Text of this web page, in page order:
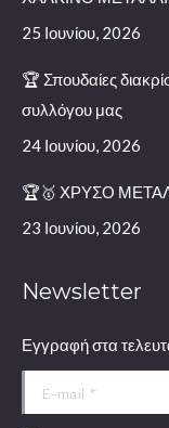
window
25 Ιουνίου, 2026
🏆 Σπουδαίες
συλλόγου μας
24 Ιουνίου, 2026
🏆🥇 ΧΡΥΣΟ
23 Ιουνίου, 2026
Newsletter
Εγγραφή στα
E-mail *